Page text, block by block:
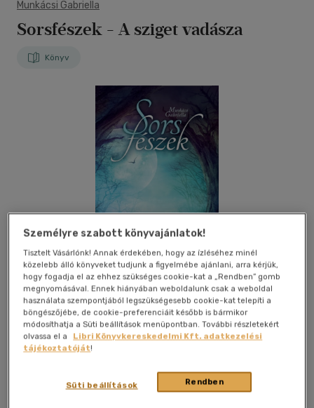
Munkácsi Gabriella
Sorsfészek - A sziget vadásza
Könyv
Kívánságlistához adom Megosztom
|2019 |magyar nyelvű
puhatáblás,
ragasztókötött|496 oldal
Személyre szabott könyvajánlatok!
Tisztelt Vásárlónk! Annak érdekében, hogy az ízléséhez minél
közelebb álló könyveket tudjunk a figyelmébe ajánlani, arra kérjük,
hogy fogadja el az ehhez szükséges cookie-kat a „Rendben” gomb
megnyomásával. Ennek hiányában weboldalunk csak a weboldal
használata szempontjából legszükségesebb cookie-kat telepíti a
böngészőjébe, de cookie-preferenciáit később is bármikor
módosíthatja a Süti beállítások menüpontban. További részletekért
olvassa el a
Libri Könyvkereskedelmi Kft. adatkezelési
tájékoztatóját!
Rendben
Süti beállítások